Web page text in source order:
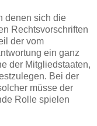
denen sich die
Rechtsvorschriften
der vom
ein ganz
der Mitgliedstaaten,
Bei der
müsse der
Rolle spielen